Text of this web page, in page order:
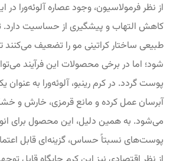
از نظر فرمولاسیون، وجود عصاره آلوئه‌ورا
کاهش التهاب و پیشگیری از حساسیت دارد.
طبیعی ساختار کراتینی مو را تضعیف می‌کنند
شود؛ اما در برخی محصولات این فرآیند
پوست گردد. در کرم رینبو، آلوئه‌ورا به
آبرسان عمل کرده و مانع قرمزی، خارش و
می‌شود. به همین دلیل، این محصول برای
پوست‌های نسبتاً حساس، گزینه‌ای قابل